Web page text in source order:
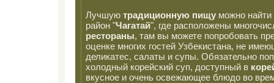
Лучшую традиционную пищу можно
район "Чагатай", где расположены
рестораны, там вы можете попробовать
оценке многих гостей Узбекистана, не
деликатес, салаты и супы. Обязательно
холодный корейский суп, доступный в
вкусное и очень освежающее блюдо во